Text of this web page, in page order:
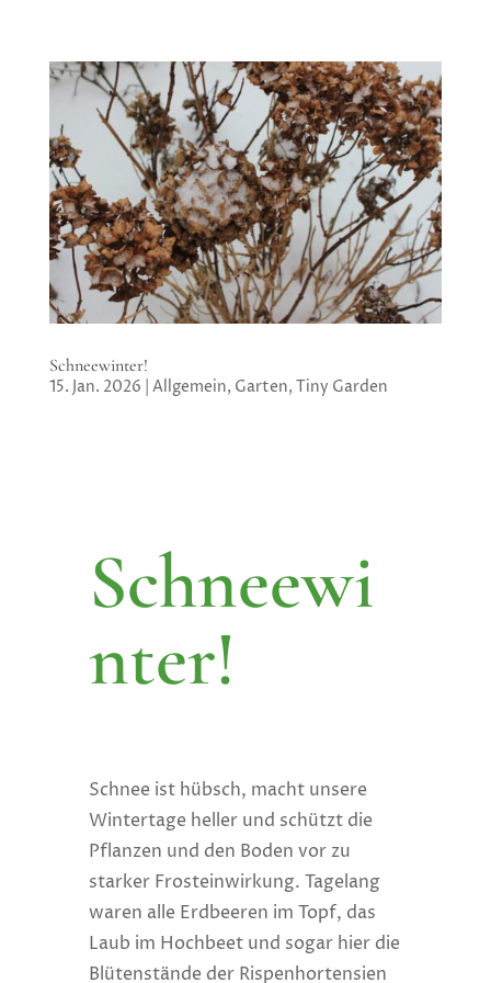
Schneewinter!
15. Jan. 2026 Allgemein, Garten, Tiny Garden
Schneewi
nter!
Schnee ist hübsch, macht unsere
Wintertage heller und schützt die
Pflanzen und den Boden vor zu
starker Frosteinwirkung. Tagelang
waren alle Erdbeeren im Topf, das
Laub im Hochbeet und sogar hier die
Blütenstände der Rispenhortensien